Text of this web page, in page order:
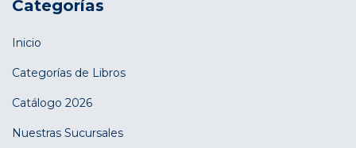
Categorías
Inicio
Categorías de Libros
Catálogo 2026
Nuestras Sucursales